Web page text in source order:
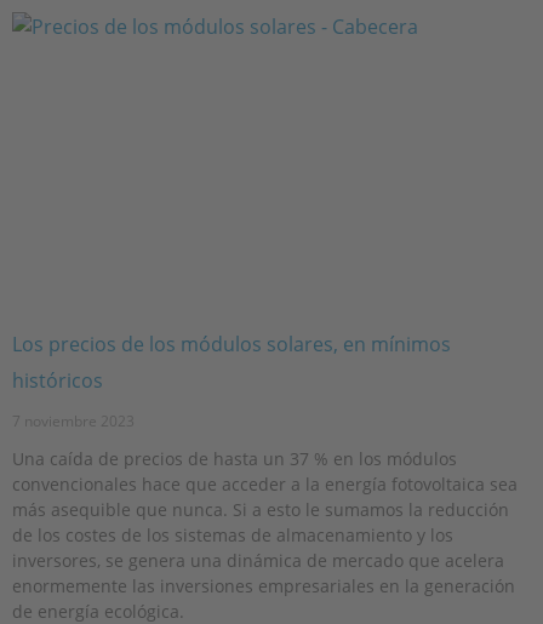
Los precios de los módulos solares, en mínimos
históricos
7 noviembre 2023
Una caída de precios de hasta un 37 % en los módulos
convencionales hace que acceder a la energía fotovoltaica sea
más asequible que nunca. Si a esto le sumamos la reducción
de los costes de los sistemas de almacenamiento y los
inversores, se genera una dinámica de mercado que acelera
enormemente las inversiones empresariales en la generación
de energía ecológica.